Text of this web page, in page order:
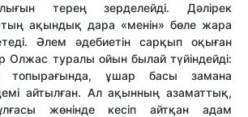
терең зерделейді. Дәлірек
ақындық дара «менін» бөле жара
Әлем әдебиетін сарқып оқыған
Олжас туралы ойын былай түйіндейді:
топырағында, ұшар басы замана
айтылған. Ал ақынның азаматтық,
жөнінде кесіп айтқан адам